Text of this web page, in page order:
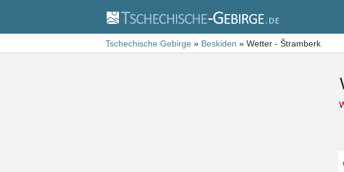
Tschechische Gebirge » Beskiden » Wetter - Štramberk